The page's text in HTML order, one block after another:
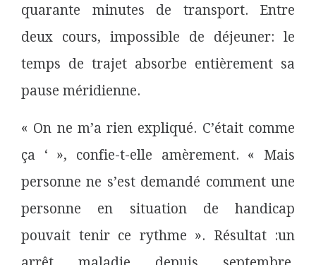
quarante minutes de transport. Entre
deux cours, impossible de déjeuner: le
temps de trajet absorbe entièrement sa
pause méridienne.
« On ne m’a rien expliqué. C’était comme
ça ‘ », confie-t-elle amèrement. « Mais
personne ne s’est demandé comment une
personne en situation de handicap
pouvait tenir ce rythme ». Résultat :un